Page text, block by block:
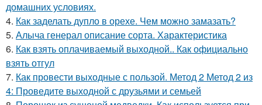
домашних условиях.
4. Как заделать дупло в орехе. Чем можно замазать?
5. Алыча генерал описание сорта. Характеристика
6. Как взять оплачиваемый выходной.. Как официально
взять отгул
7. Как провести выходные с пользой. Метод 2 Метод 2 из
4: Проведите выходной с друзьями и семьей